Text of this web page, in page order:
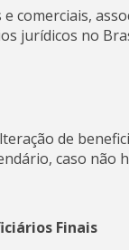
comerciais,
jurídicos no
de
caso não
Finais